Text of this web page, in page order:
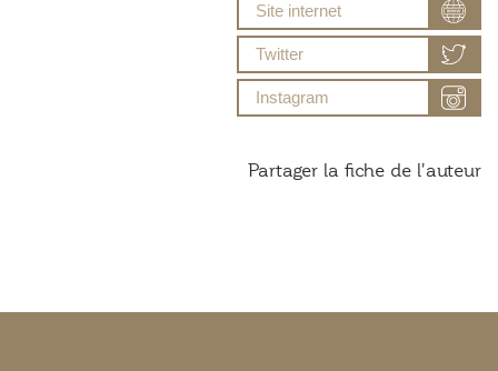
Site internet
Twitter
Instagram
Partager la fiche de l'auteur